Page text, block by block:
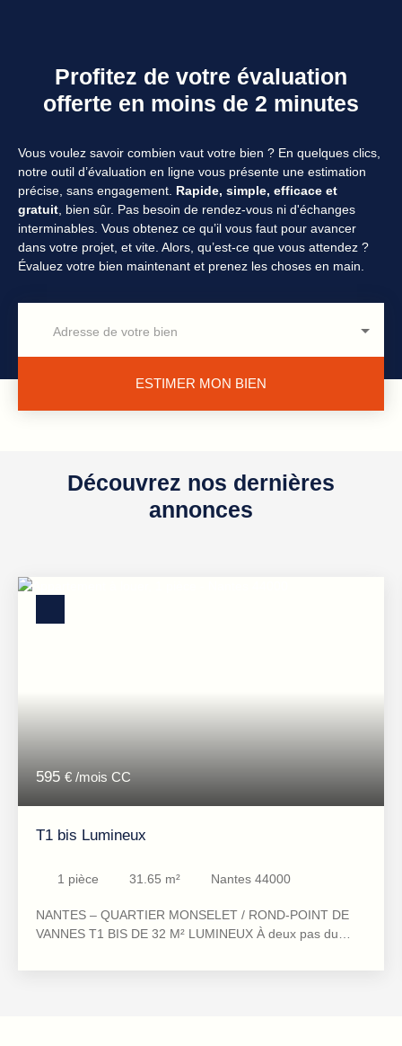
Profitez de votre évaluation
offerte en moins de 2 minutes
Vous voulez savoir combien vaut votre bien ? En quelques clics,
notre outil d’évaluation en ligne vous présente une estimation
précise, sans engagement. Rapide, simple, efficace et
gratuit, bien sûr. Pas besoin de rendez-vous ni d'échanges
interminables. Vous obtenez ce qu’il vous faut pour avancer
dans votre projet, et vite. Alors, qu’est-ce que vous attendez ?
Évaluez votre bien maintenant et prenez les choses en main.
Adresse de votre bien
ESTIMER MON BIEN
Découvrez nos dernières
annonces
595 € /mois CC
T1 bis Lumineux
1 pièce 31.65 m² Nantes 44000
NANTES – QUARTIER MONSELET / ROND-POINT DE
VANNES T1 BIS DE 32 M² LUMINEUX À deux pas du
Monselet, découvrez cet agréable appartement T1 bis de